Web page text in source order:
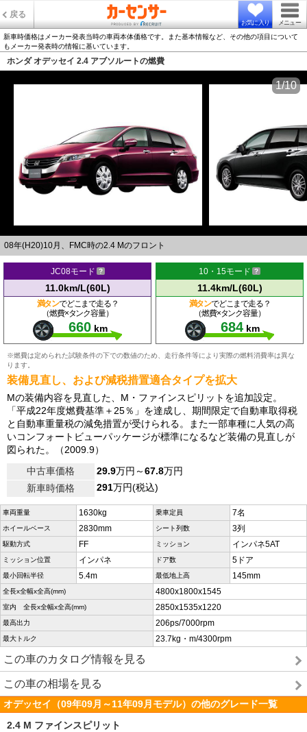
戻る
お気に入り メニュー
新車時価格はメーカー発表当時の車両本体価格です。また基本情報など、その他の項目について
もメーカー発表時の情報に基いています。
ホンダ オデッセイ 2.4 アブソルートの燃費
08年(H20)10月、FMC時の2.4 Mのフロント
1/10
JC08モード
11.0km/L(60L)
満タンでどこまで走る？
（燃費×タンク容量）
660 km
10・15モード
11.4km/L(60L)
満タンでどこまで走る？
（燃費×タンク容量）
684 km
※燃費は定められた試験条件の下での数値のため、走行条件等により実際の燃料消費率は異な
ります。
装備見直し、および減税措置適合タイプを拡大
Mの装備内容を見直した、M・ファインスピリットを追加設定。
「平成22年度燃費基準＋25％」を達成し、期間限定で自動車取得税
と自動車重量税の減免措置が受けられる。また一部車種に人気の高
いコンフォートビューパッケージが標準になるなど装備の見直しが
図られた。（2009.9）
中古車価格
29.9万円～67.8万円
新車時価格
291万円(税込)
車両重量 1630kg 乗車定員 7名
ホイールベース 2830mm シート列数 3列
駆動方式 FF ミッション インパネ5AT
ミッション位置 インパネ ドア数 5ドア
最小回転半径 5.4m 最低地上高 145mm
全長x全幅x全高(mm) 4800x1800x1545
室内 全長x全幅x全高(mm) 2850x1535x1220
最高出力 206ps/7000rpm
最大トルク 23.7kg・m/4300rpm
この車のカタログ情報を見る
この車の相場を見る
オデッセイ（09年09月～11年09月モデル）の他のグレード一覧
2.4 M ファインスピリット